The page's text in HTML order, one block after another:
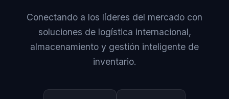
Conectando a los líderes del mercado con
soluciones de logística internacional,
almacenamiento y gestión inteligente de
inventario.